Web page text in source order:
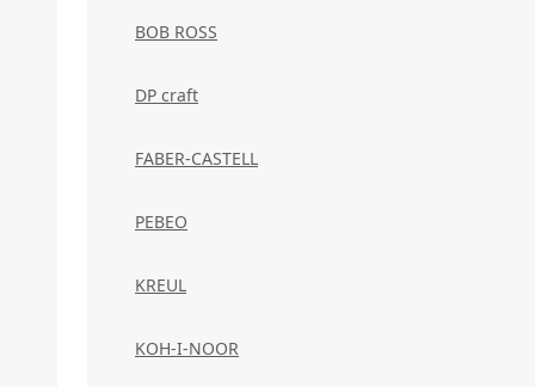
BOB ROSS
DP craft
FABER-CASTELL
PEBEO
KREUL
KOH-I-NOOR